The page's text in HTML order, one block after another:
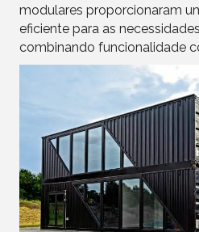
modulares proporcionaram
eficiente para as
combinando funcionalidade